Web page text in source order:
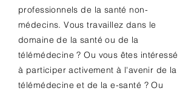
professionnels de la santé non-
médecins. Vous travaillez dans le
domaine de la santé ou de la
télémédecine ? Ou vous êtes intéressé
à participer activement à l'avenir de la
télémédecine et de la e-santé ? Ou